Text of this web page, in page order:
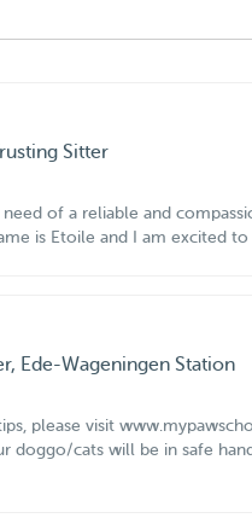
Sitter
of a reliable and
is Etoile and I am excited to
Ede-Wageningen Station
please visit
doggo/cats will be in safe